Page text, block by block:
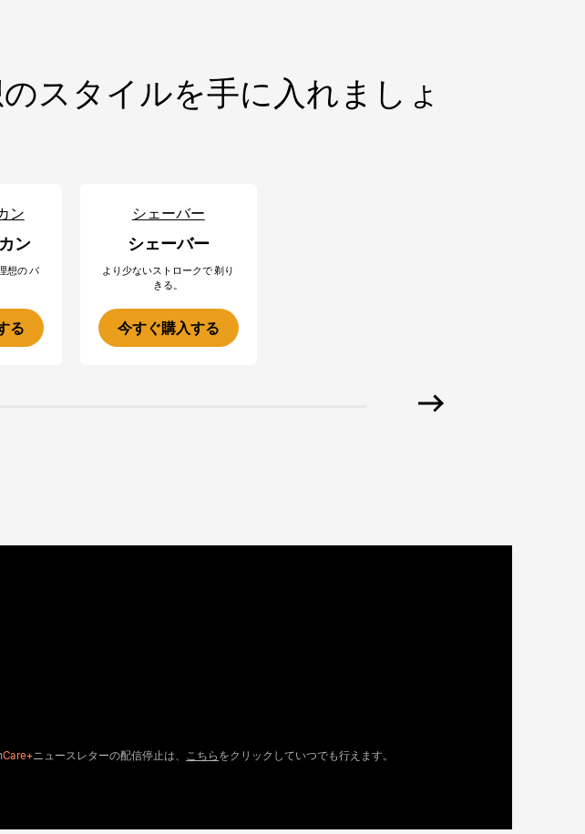
スタイルを手に入れましょ
ン
ン
想の バ
る
シェーバー
シェーバー
より少ないストロークで 剃り
きる。
今すぐ購入する
Care+ニュースレターの配信停止は、 こちら をクリックしていつでも行えます。